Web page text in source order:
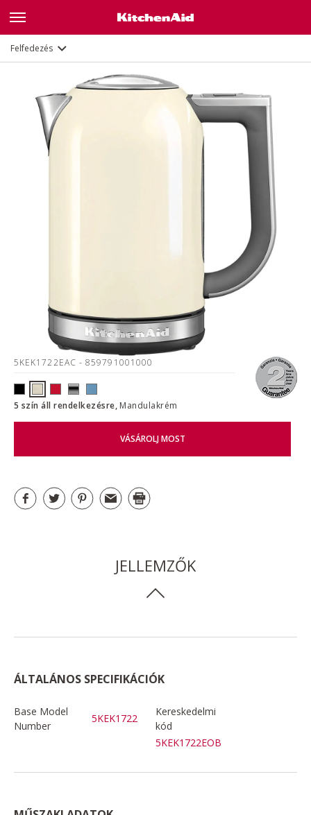
Felfedezés
5KEK1722EAC - 859791001000
5 szín áll rendelkezésre, Mandulakrém
VÁSÁROLJ MOST
JELLEMZŐK
ÁLTALÁNOS SPECIFIKÁCIÓK
Base Model
Number
5KEK1722
Kereskedelmi
kód
5KEK1722EOB